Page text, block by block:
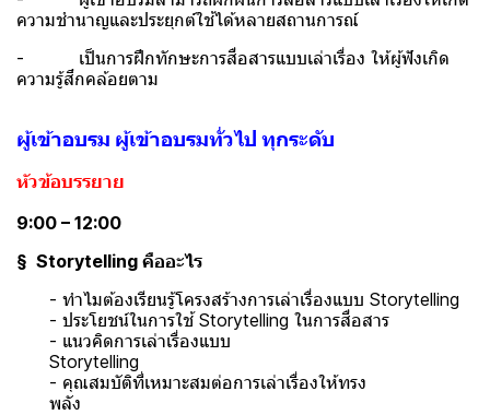
ความชำนาญและประยุกต์ใช้ได้หลายสถานการณ์
- เป็นการฝึกทักษะการสื่อสารแบบเล่าเรื่อง ให้ผู้ฟังเกิด
ความรู้สึกคล้อยตาม
ผู้เข้าอบรม ผู้เข้าอบรมทั่วไป ทุกระดับ
หัวข้อบรรยาย
9:00 – 12:00
§ Storytelling คืออะไร
- ทำไมต้องเรียนรู้โครงสร้างการเล่าเรื่องแบบ Storytelling
- ประโยชน์ในการใช้ Storytelling ในการสื่อสาร
- แนวคิดการเล่าเรื่องแบบ
Storytelling
- คุณสมบัติที่เหมาะสมต่อการเล่าเรื่องให้ทรง
พลัง